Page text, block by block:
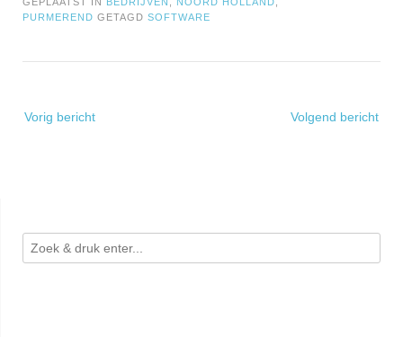
GEPLAATST IN BEDRIJVEN , NOORD HOLLAND,
PURMEREND GETAGD SOFTWARE
navigatie
Vorig bericht Volgend bericht